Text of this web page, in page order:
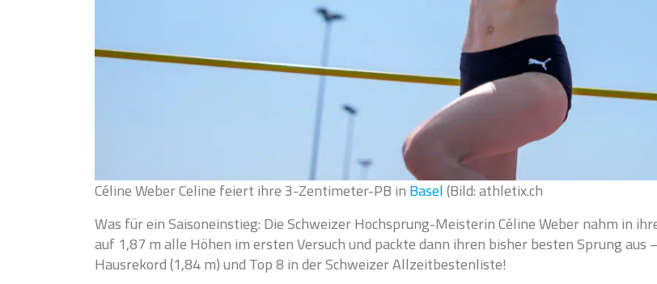
Céline Weber Celine feiert ihre 3-Zentimeter-PB inBasel(Bild: athletix.ch
Was für ein Saisoneinstieg: Die Schweizer Hochsprung-Meisterin Céline Weber nahm in
auf 1,87 m alle Höhen im ersten Versuch und packte dann ihren bisher besten Sprung
Hausrekord (1,84 m) und Top 8 in der Schweizer Allzeitbestenliste!